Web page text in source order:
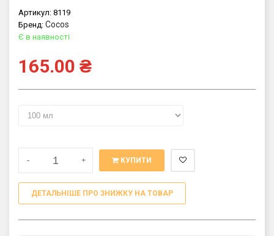
Артикул: 8119
Бренд: Cocos
Є в наявності
165.00 ₴
- + КУПИТИ
ДЕТАЛЬНІШЕ ПРО ЗНИЖКУ НА ТОВАР